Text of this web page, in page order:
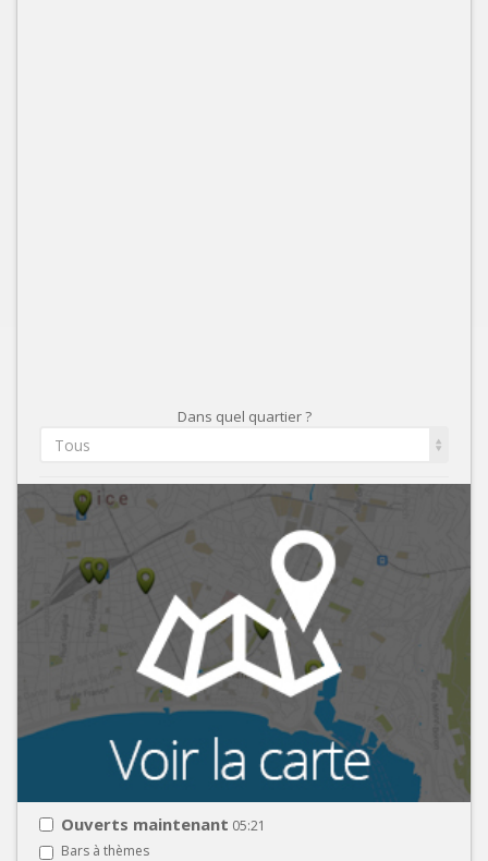
Dans quel quartier ?
Tous
Ouverts maintenant 05:21
Bars à thèmes